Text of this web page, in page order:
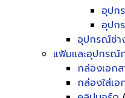
อุปก
อุปก
อุปกรณ์ช่า
แฟ้มและอุปกรณ์
กล่องเอกส
กล่องใส่เ